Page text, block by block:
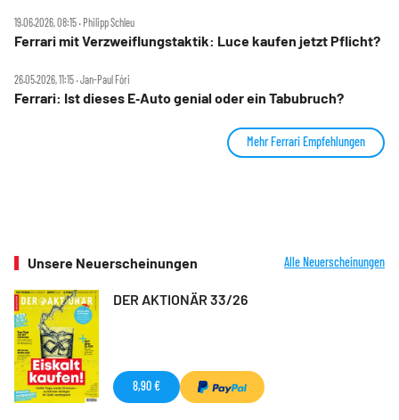
19.06.2026, 08:15 ‧ Philipp Schleu
Ferrari mit Verzweiflungstaktik: Luce kaufen jetzt Pflicht?
26.05.2026, 11:15 ‧ Jan-Paul Fóri
Ferrari: Ist dieses E‑Auto genial oder ein Tabubruch?
Mehr Ferrari Empfehlungen
Unsere Neuerscheinungen Alle Neuerscheinungen
DER AKTIONÄR 33/26
8,90 €